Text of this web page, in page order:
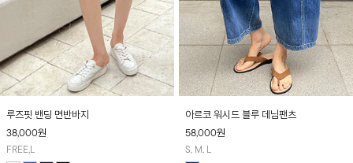
루즈핏 밴딩 면반바지
38,000원
FREE,L
아르코 워시드 블루 데님팬츠
58,000원
S, M, L